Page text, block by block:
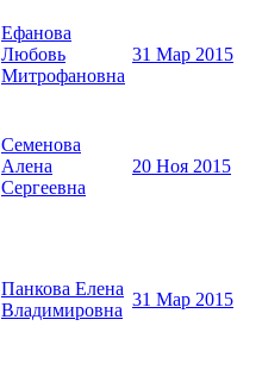
Ефанова
Любовь
Митрофановна
31 Мар 2015
Семенова
Алена
Сергеевна
20 Ноя 2015
Панкова Елена
Владимировна
31 Мар 2015